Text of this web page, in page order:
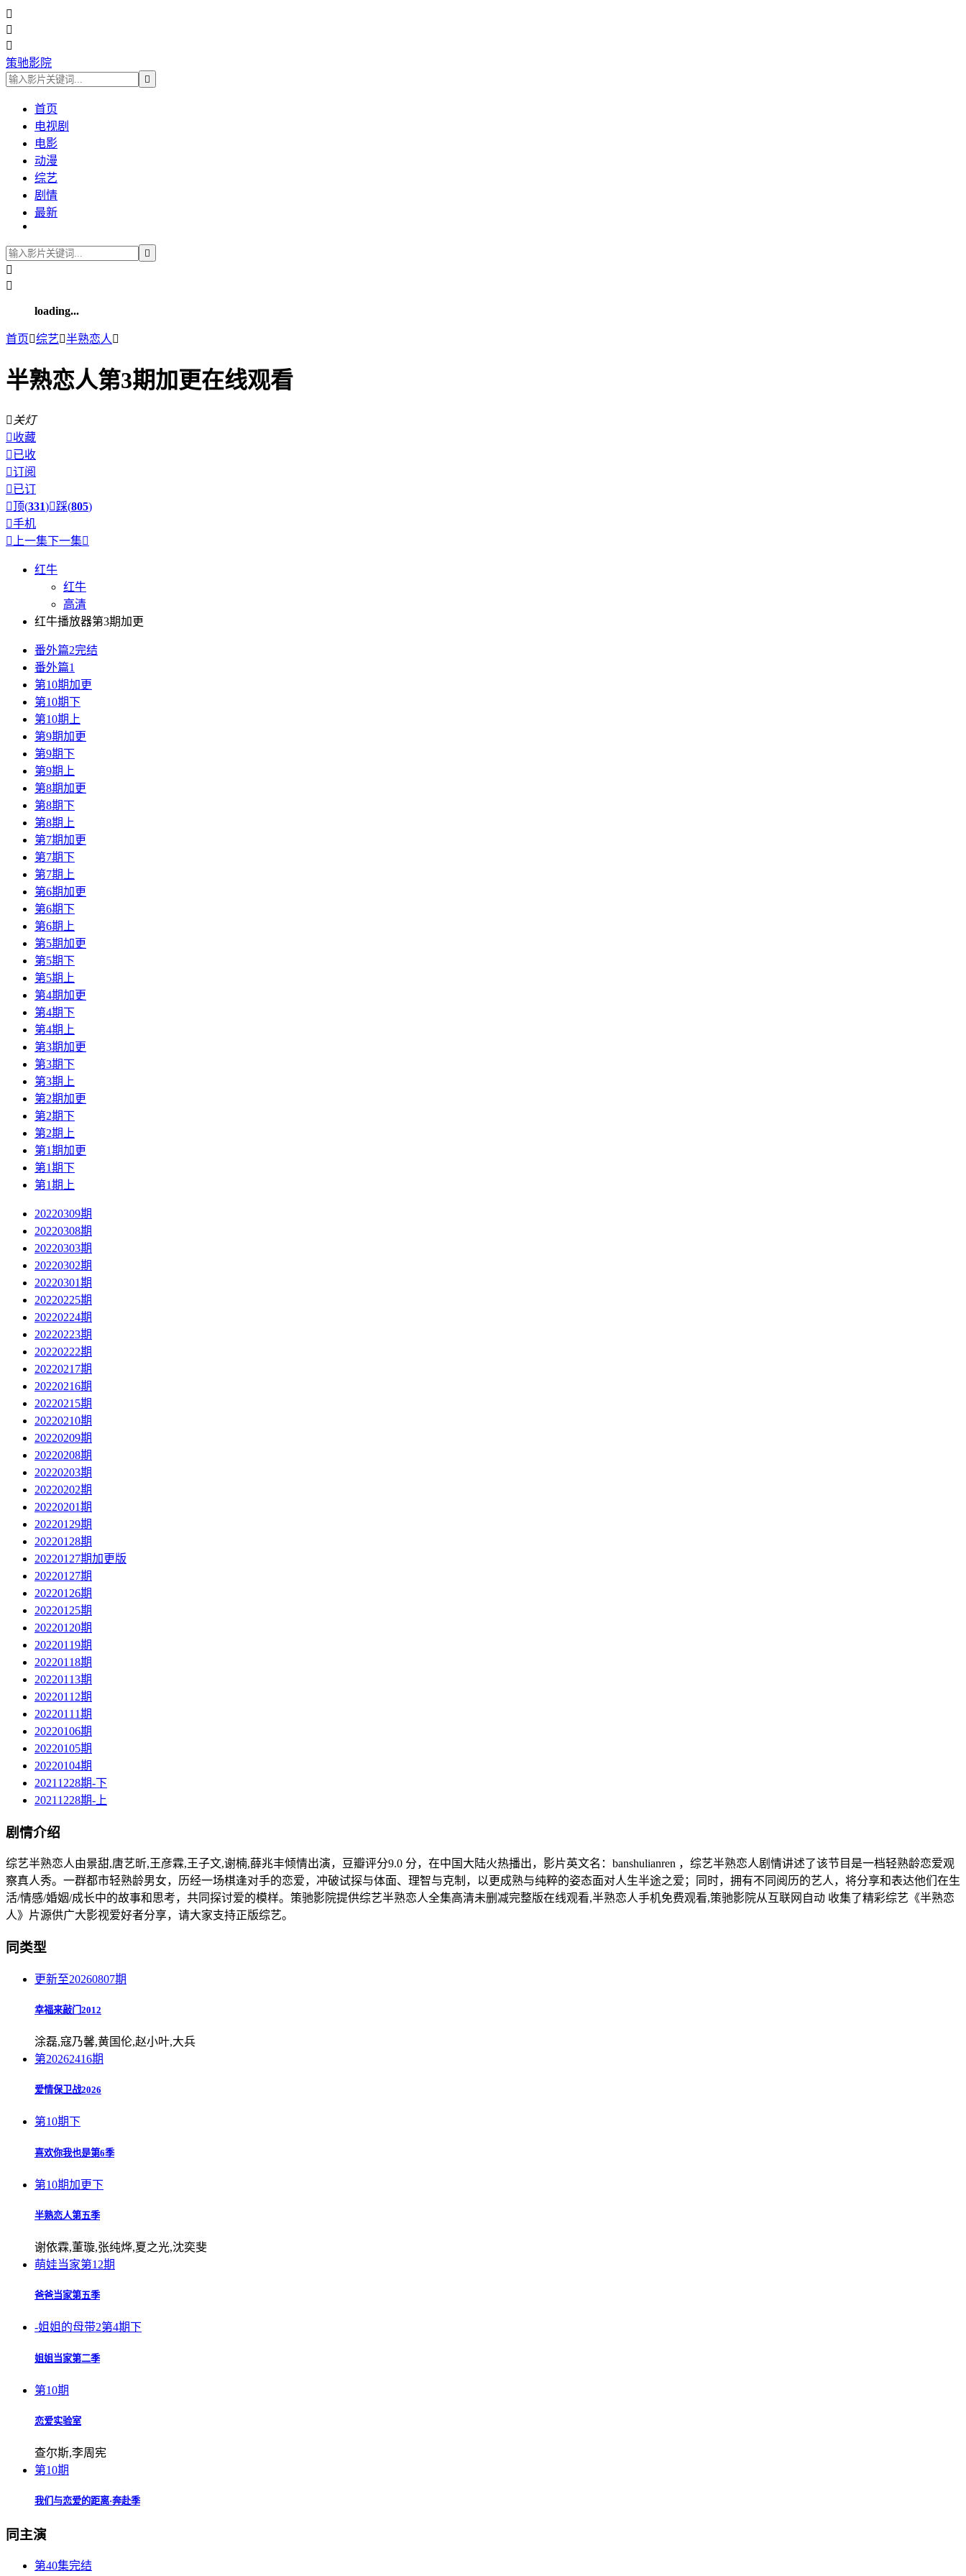



策驰影院

首页
电视剧
电影
动漫
综艺
剧情
最新



loading...
首页综艺半熟恋人 
半熟恋人第3期加更在线观看
 关灯
收藏
已收
订阅
已订
顶(331)踩(805)
手机
 上一集下一集
红牛
红牛
高清
红牛播放器第3期加更
番外篇2完结
番外篇1
第10期加更
第10期下
第10期上
第9期加更
第9期下
第9期上
第8期加更
第8期下
第8期上
第7期加更
第7期下
第7期上
第6期加更
第6期下
第6期上
第5期加更
第5期下
第5期上
第4期加更
第4期下
第4期上
第3期加更
第3期下
第3期上
第2期加更
第2期下
第2期上
第1期加更
第1期下
第1期上
20220309期
20220308期
20220303期
20220302期
20220301期
20220225期
20220224期
20220223期
20220222期
20220217期
20220216期
20220215期
20220210期
20220209期
20220208期
20220203期
20220202期
20220201期
20220129期
20220128期
20220127期加更版
20220127期
20220126期
20220125期
20220120期
20220119期
20220118期
20220113期
20220112期
20220111期
20220106期
20220105期
20220104期
20211228期-下
20211228期-上
剧情介绍
综艺半熟恋人由景甜,唐艺昕,王彦霖,王子文,谢楠,薛兆丰倾情出演，豆瓣评分9.0 分，在中国大陆火热播出，影片英文名：banshulianren ，综艺半熟恋人剧情讲述了该节目是⼀档轻熟龄恋爱观
察真人秀。一群都市轻熟龄男女，历经一场棋逢对手的恋爱，冲破试探与体面、理智与克制，以更成熟与纯粹的姿态面对人生半途之爱；同时，拥有不同阅历的艺人，将分享和表达他们在生
活/情感/婚姻/成长中的故事和思考，共同探讨爱的模样。策驰影院提供综艺半熟恋人全集高清未删减完整版在线观看,半熟恋人手机免费观看,策驰影院从互联网自动 收集了精彩综艺《半熟恋
人》片源供广大影视爱好者分享，请大家支持正版综艺。
同类型
更新至20260807期
幸福来敲门2012
涂磊,寇乃馨,黄国伦,赵小叶,大兵
第20262416期
爱情保卫战2026
第10期下
喜欢你我也是第6季
第10期加更下
半熟恋人第五季
谢依霖,董璇,张纯烨,夏之光,沈奕斐
萌娃当家第12期
爸爸当家第五季
-姐姐的母带2第4期下
姐姐当家第二季
第10期
恋爱实验室
查尔斯,李周宪
第10期
我们与恋爱的距离·奔赴季
同主演
第40集完结